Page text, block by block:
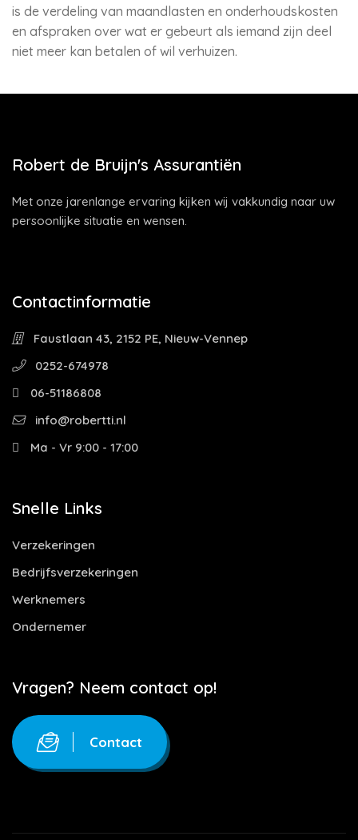
is de verdeling van maandlasten en onderhoudskosten
en afspraken over wat er gebeurt als iemand zijn deel
niet meer kan betalen of wil verhuizen.
Robert de Bruijn's Assurantiën
Met onze jarenlange ervaring kijken wij vakkundig naar uw
persoonlijke situatie en wensen.
Contactinformatie
Faustlaan 43, 2152 PE, Nieuw-Vennep
0252-674978
06-51186808
info@robertti.nl
Ma - Vr 9:00 - 17:00
Snelle Links
Verzekeringen
Bedrijfsverzekeringen
Werknemers
Ondernemer
Vragen? Neem contact op!
Contact